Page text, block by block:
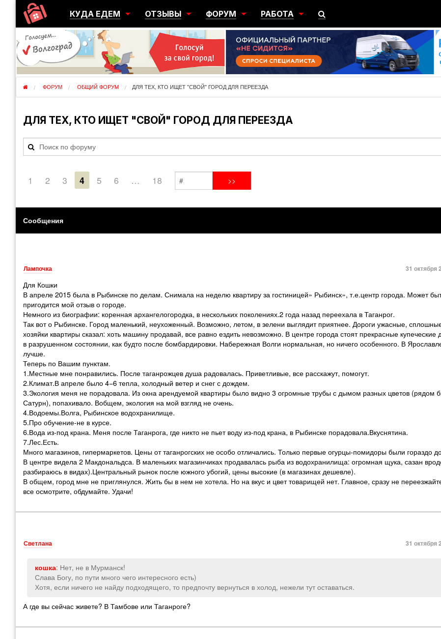
КУДА ЕДЕМ
ГОРОДА
РЕГИОНЫ
ОТЗЫВЫ
ПЕРЕЕЗДЫ
ЭМИГРАЦИЯ
ФОРУМ
ЮЖНЫЙ
РАБОТА
ПОИСК РАБОТЫ
РАЗМЕСТИТЬ ВАКАНСИЮ
ФОРУМ ОБЩИЙ ФОРУМ ДЛЯ ТЕХ, КТО ИЩЕТ "СВОЙ" ГОРОД ДЛЯ ПЕРЕЕЗДА
ДЛЯ ТЕХ, КТО ИЩЕТ "СВОЙ" ГОРОД ДЛЯ ПЕРЕЕЗДА
1 2 3 4 5 6 … 18
Сообщения
Лампочка 31 октября
Для Кошки
В апреле 2015 была в Рыбинске по делам. Снимала на неделю квартиру за гостиницей» Рыбинск», т.е.центр города. Может
пригодится мой отзыв о городе.
Немного из биографии: коренная архангелогородка, в нескольких поколениях.2 года назад переехала в Таганрог.
Так вот о Рыбинске. Город маленький, неухоженный. Возможно, летом, в зелени выглядит приятнее. Дороги ужасные,
хозяйки квартиры сказал: хоть машину продавай, все равно ездить невозможно. В центре города стоят прекрасные купеческие
в разрушенном состоянии, как будто после бомбардировки. Набережная Волги нормальная, но ничего особенного. В
лучше.
Теперь по Вашим пунктам.
1.Местные мне понравились. После таганрожцев душа радовалась. Приветливые, все расскажут, помогут.
2.Климат.В апреле было 4−6 тепла, холодный ветер и снег с дождем.
3.Экология меня не порадовала. Из окна арендуемой квартиры было видно 3 огромные трубы с дымом разных цветов (рядом
Сатурн), попахивало. Вобщем, экология на мой взгляд не очень.
4.Водоемы.Волга, Рыбинское водохранилище.
5.Про обучение-не в курсе.
6.Вода из-под крана. Меня после Таганрога, где никто не пьет воду из-под крана, в Рыбинске порадовала.Вкуснятина.
7.Лес.Есть.
Много магазинов, гипермаркетов. Цены от таганрогских не особо отличались. Только первые огурцы-помидоры были гораздо
В центре видела 2 Макдональдса. В маленьких магазинчиках продавалась рыба из водохранилища: огромная щука, сазан
разбираюсь в видах).Центральный рынок после южного убогий, цены высокие (в магазинах дешевле).
В общем, город мне не приглянулся. Жить бы в нем не хотела. Но на вкус и цвет товарищей нет. Главное, сразу не
все осмотрите, обдумайте. Удачи!
Светлана 31 октября
кошка: Нет, не в Мурманск!
Слава Богу, по пути много чего интересного есть)
Хотя, если ничего не найду подходящего, то предпочту вернуться в холод, нежели тут оставаться.
А где вы сейчас живете? В Тамбове или Таганроге?